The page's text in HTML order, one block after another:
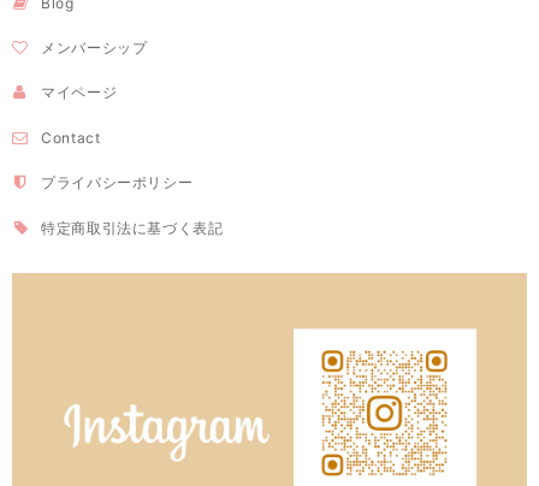
メンバーシップ
マイページ
Contact
プライバシーポリシー
特定商取引法に基づく表記